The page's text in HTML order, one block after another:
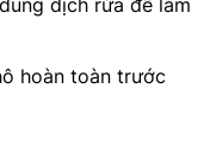
hoàn toàn trước